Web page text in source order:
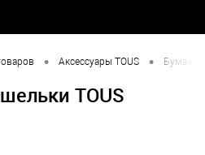
• Аксессуары TOUS •
TOUS